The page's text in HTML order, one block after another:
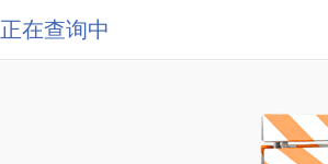
正在查询中